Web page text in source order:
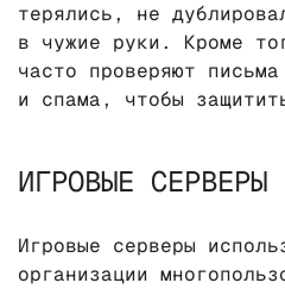
терялись, не
в чужие руки. Кроме
часто проверяют
и спама, чтобы
ИГРОВЫЕ СЕРВЕРЫ
Игровые серверы
организации